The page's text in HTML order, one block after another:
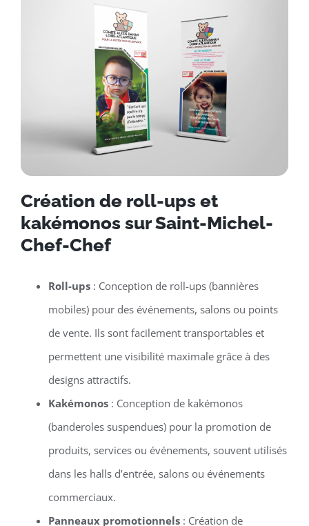
Création de roll-ups et
kakémonos sur Saint-Michel-
Chef-Chef
Roll-ups: Conception de roll-ups (bannières
mobiles) pour des événements, salons ou points
de vente. Ils sont facilement transportables et
permettent une visibilité maximale grâce à des
designs attractifs.
Kakémonos: Conception de kakémonos
(banderoles suspendues) pour la promotion de
produits, services ou événements, souvent utilisés
dans les halls d’entrée, salons ou événements
commerciaux.
Panneaux promotionnels: Création de